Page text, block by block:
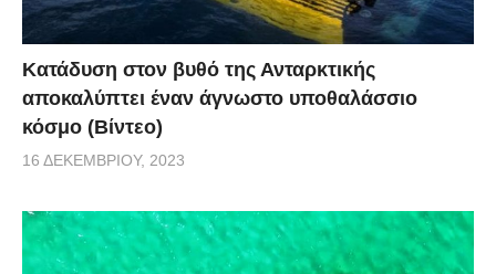
Κατάδυση στον βυθό της Ανταρκτικής
αποκαλύπτει έναν άγνωστο υποθαλάσσιο
κόσμο (Βίντεο)
16 ΔΕΚΕΜΒΡΊΟΥ, 2023